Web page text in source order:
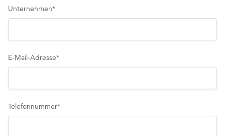
Unternehmen*
E-Mail-Adresse*
Telefonnummer*